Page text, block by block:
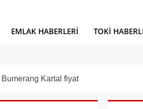
EMLAK HABERLERI TOKI
Bumerang Kartal fiyat